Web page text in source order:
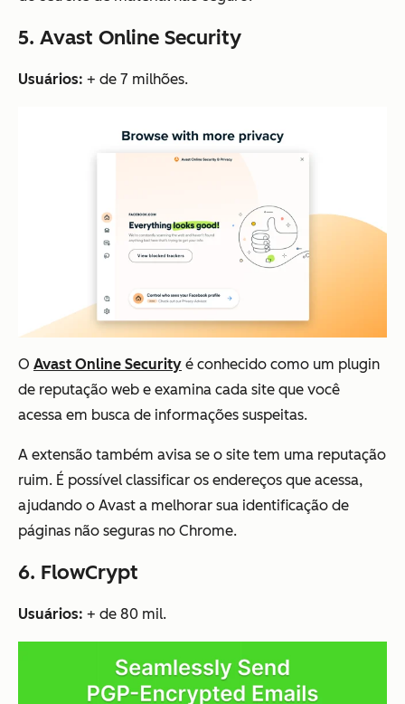
5. Avast Online Security
Usuários: + de 7 milhões.
O Avast Online Security é conhecido como um plugin
de reputação web e examina cada site que você
acessa em busca de informações suspeitas.
A extensão também avisa se o site tem uma reputação
ruim. É possível classificar os endereços que acessa,
ajudando o Avast a melhorar sua identificação de
páginas não seguras no Chrome.
6. FlowCrypt
Usuários: + de 80 mil.